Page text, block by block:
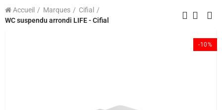
Accueil Marques
Cifial
WC suspendu arrondi LIFE - Cifial
-10%